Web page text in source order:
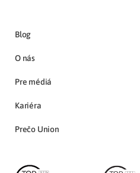
Blog
O nás
Pre médiá
Kariéra
Prečo Union